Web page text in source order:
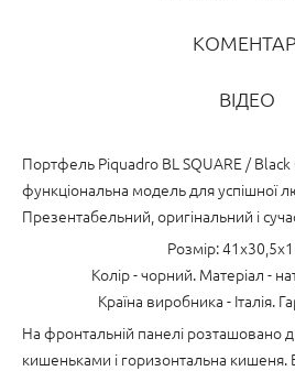
ВІДЕО
Портфель Piquadro BL SQUARE / Black
функціональна модель для успішної
Презентабельний, оригінальний і
Розмір:
Колір - чорний. Матеріал -
Країна виробника - Італія.
На фронтальній панелі розташовано
кишеньками і горизонтальна кишеня.